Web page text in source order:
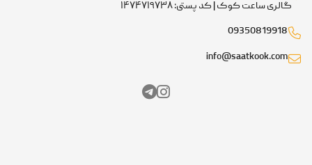
گالری ساعت کوک | کد پستی: ۱۴۷۴۷۱۹۷۳۸
09350819918
info@saatkook.com